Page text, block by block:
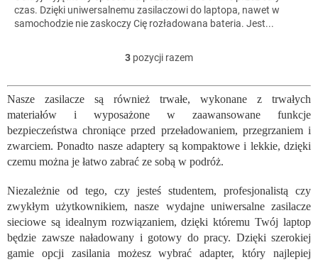
czas. Dzięki uniwersalnemu zasilaczowi do laptopa, nawet w
samochodzie nie zaskoczy Cię rozładowana bateria. Jest...
K
n
t
o
l
k
l
i
s
t
y
3 pozycji razem
Nasze zasilacze są również trwałe, wykonane z trwałych
materiałów i wyposażone w zaawansowane funkcje
bezpieczeństwa chroniące przed przeładowaniem, przegrzaniem i
zwarciem. Ponadto nasze adaptery są kompaktowe i lekkie, dzięki
czemu można je łatwo zabrać ze sobą w podróż.
Niezależnie od tego, czy jesteś studentem, profesjonalistą czy
zwykłym użytkownikiem, nasze wydajne uniwersalne zasilacze
sieciowe są idealnym rozwiązaniem, dzięki któremu Twój laptop
będzie zawsze naładowany i gotowy do pracy. Dzięki szerokiej
gamie opcji zasilania możesz wybrać adapter, który najlepiej